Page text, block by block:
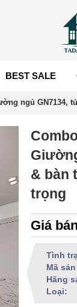
BEST SALE
ngủ GN7134,
& bàn
trọng
Giá
Tình
Mã
Hãng
Loại: